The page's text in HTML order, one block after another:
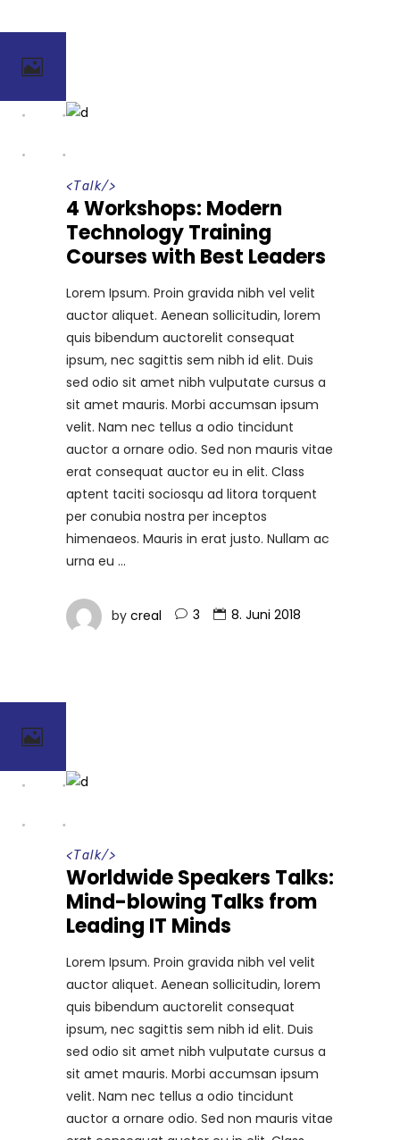
<Talk/>
4 Workshops: Modern
Technology Training
Courses with Best Leaders
Lorem Ipsum. Proin gravida nibh vel velit
auctor aliquet. Aenean sollicitudin, lorem
quis bibendum auctorelit consequat
ipsum, nec sagittis sem nibh id elit. Duis
sed odio sit amet nibh vulputate cursus a
sit amet mauris. Morbi accumsan ipsum
velit. Nam nec tellus a odio tincidunt
auctor a ornare odio. Sed non mauris vitae
erat consequat auctor eu in elit. Class
aptent taciti sociosqu ad litora torquent
per conubia nostra per inceptos
himenaeos. Mauris in erat justo. Nullam ac
urna eu
by creal 3 8. Juni 2018
<Talk/>
Worldwide Speakers Talks:
Mind-blowing Talks from
Leading IT Minds
Lorem Ipsum. Proin gravida nibh vel velit
auctor aliquet. Aenean sollicitudin, lorem
quis bibendum auctorelit consequat
ipsum, nec sagittis sem nibh id elit. Duis
sed odio sit amet nibh vulputate cursus a
sit amet mauris. Morbi accumsan ipsum
velit. Nam nec tellus a odio tincidunt
auctor a ornare odio. Sed non mauris vitae